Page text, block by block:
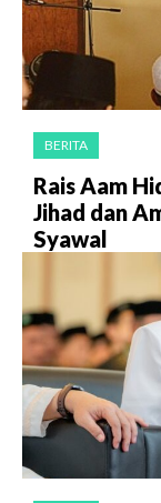
BERITA
Rais Aam
Jihad dan
Syawal